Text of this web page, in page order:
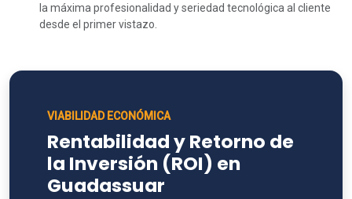
la máxima profesionalidad y seriedad tecnológica al cliente
desde el primer vistazo.
VIABILIDAD ECONÓMICA
Rentabilidad y Retorno de
la Inversión (ROI) en
Guadassuar